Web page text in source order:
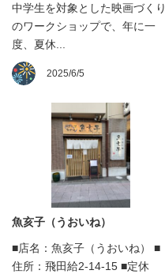
中学生を対象とした映画づくり
のワークショップで、年に一
度、夏休...
2025/6/5
魚亥子（うおいね）
■店名：魚亥子（うおいね） ■
住所：飛田給2-14-15 ■定休